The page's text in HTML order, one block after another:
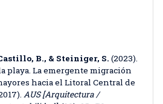
B., & Steiniger, S. (2023).
playa. La emergente migración
hacia el Litoral Central de
AUS [Arquitectura /